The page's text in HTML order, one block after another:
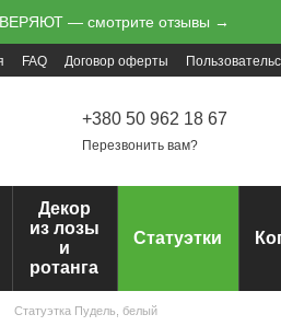
— смотрите отзывы →
FAQ Договор оферты
+380 50 962 18 67
Перезвонить вам?
Декор
из лозы
и
ротанга
Статуэтки
Статуэтка Пудель, белый